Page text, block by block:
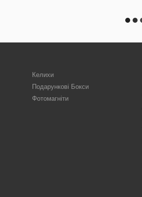
Келихи
Подарункові Бокси
Фотомагніти